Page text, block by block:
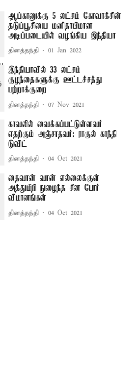
ஆப்கானுக்கு 5 லட்சம் கோவாக்சின்
தடுப்பூசியை மனிதாபிமான
அடிப்படையில் வழங்கிய இந்தியா
தினத்தந்தி 01 Jan 2022
இந்தியாவில் 33 லட்சம்
குழந்தைகளுக்கு ஊட்டச்சத்து
பற்றாக்குறை
தினத்தந்தி 07 Nov 2021
காவலில் வைக்கப்பட்டுள்ளவர்
எதற்கும் அஞ்சாதவர்: ராகுல் காந்தி
டுவிட்
தினத்தந்தி 04 Oct 2021
தைவான் வான் எல்லைக்குள்
அத்துமீறி நுழைந்த சீன போர்
விமானங்கள்
தினத்தந்தி 04 Oct 2021